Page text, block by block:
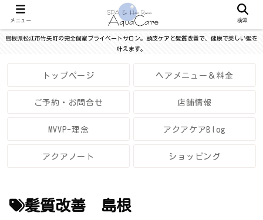
島根県松江市竹矢町の完全個室プライベートサロン。頭皮ケアと髪質改善で、健康で美しい髪を
叶えます。
トップページ ヘアメニュー＆料金
ご予約・お問合せ 店舗情報
MVVP-理念 アクアケアBlog
アクアノート ショッピング
髪質改善 島根
メニュー 検索